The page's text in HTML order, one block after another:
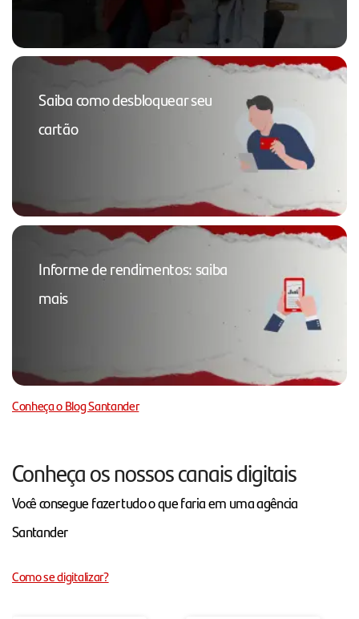
Saiba como desbloquear seu
cartão
Informe de rendimentos: saiba
mais
Conheça o Blog Santander
Conheça os nossos canais digitais
Você consegue fazer tudo o que faria em uma agência
Santander
Como se digitalizar?